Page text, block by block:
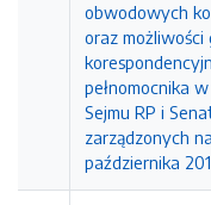
obwodowych
oraz możliwości
pełnomocnika
Sejmu RP i
zarządzonych
października